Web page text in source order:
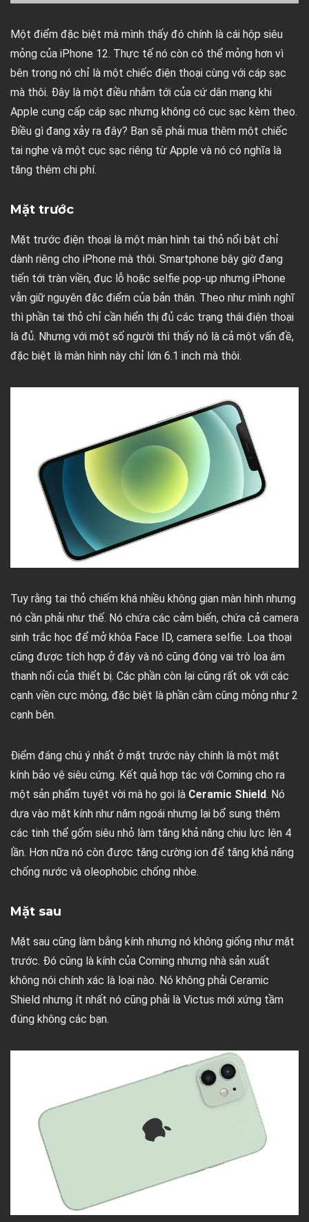
Một điểm đặc biệt mà mình thấy đó chính là cái hộp siêu
mỏng của iPhone 12. Thực tế nó còn có thể mỏng hơn vì
bên trong nó chỉ là một chiếc điện thoại cùng với cáp sạc
mà thôi. Đây là một điều nhắm tới của cứ dân mạng khi
Apple cung cấp cáp sạc nhưng không có cục sạc kèm theo.
Điều gì đang xảy ra đây? Bạn sẽ phải mua thêm một chiếc
tai nghe và một cục sạc riêng từ Apple và nó có nghĩa là
tăng thêm chi phí.
Mặt trước
Mặt trước điện thoại là một màn hình tai thỏ nổi bật chỉ
dành riêng cho iPhone mà thôi. Smartphone bây giờ đang
tiến tới tràn viền, đục lỗ hoặc selfie pop-up nhưng iPhone
vẫn giữ nguyên đặc điểm của bản thân. Theo như mình nghĩ
thì phần tai thỏ chỉ cần hiển thị đủ các trạng thái điện thoại
là đủ. Nhưng với một số người thì thấy nó là cả một vấn đề,
đặc biệt là màn hình này chỉ lớn 6.1 inch mà thôi.
Tuy rằng tai thỏ chiếm khá nhiều không gian màn hình nhưng
nó cần phải như thế. Nó chứa các cảm biến, chứa cả camera
sinh trắc học để mở khóa Face ID, camera selfie. Loa thoại
cũng được tích hợp ở đây và nó cũng đóng vai trò loa âm
thanh nổi của thiết bị. Các phần còn lại cũng rất ok với các
cạnh viền cực mỏng, đặc biệt là phần cằm cũng mỏng như 2
cạnh bên.
Điểm đáng chú ý nhất ở mặt trước này chính là một mặt
kính bảo vệ siêu cứng. Kết quả hợp tác với Corning cho ra
một sản phẩm tuyệt vời mà họ gọi là Ceramic Shield. Nó
dựa vào mặt kính như năm ngoái nhưng lại bổ sung thêm
các tinh thể gốm siêu nhỏ làm tăng khả năng chịu lực lên 4
lần. Hơn nữa nó còn được tăng cường ion để tăng khả năng
chống nước và oleophobic chống nhòe.
Mặt sau
Mặt sau cũng làm bằng kính nhưng nó không giống như mặt
trước. Đó cũng là kính của Corning nhưng nhà sản xuất
không nói chính xác là loại nào. Nó không phải Ceramic
Shield nhưng ít nhất nó cũng phải là Victus mới xứng tầm
đúng không các bạn.